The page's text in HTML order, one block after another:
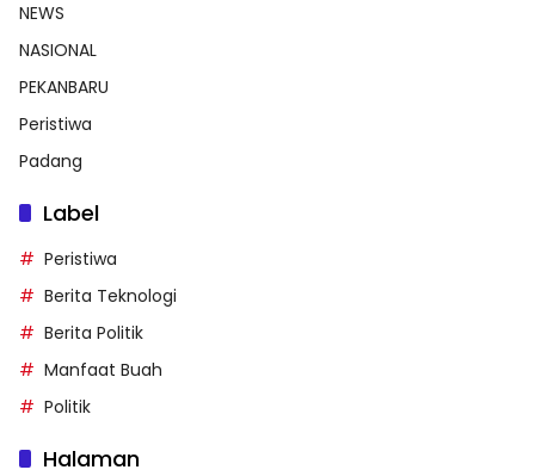
NEWS
NASIONAL
PEKANBARU
Peristiwa
Padang
Label
Peristiwa
Berita Teknologi
Berita Politik
Manfaat Buah
Politik
Halaman